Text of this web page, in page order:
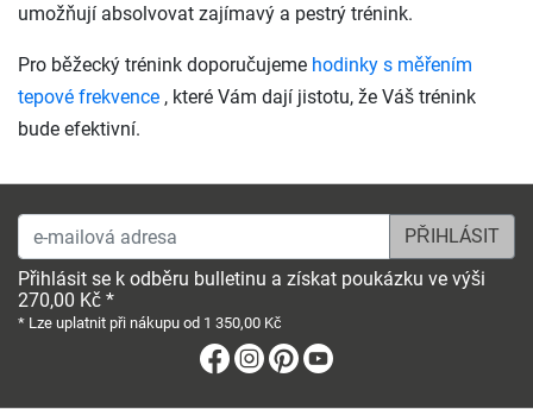
umožňují absolvovat zajímavý a pestrý trénink.
Pro běžecký trénink doporučujeme hodinky s měřením
tepové frekvence , které Vám dají jistotu, že Váš trénink
bude efektivní.
e-mailová adresa
Přihlásit se k odběru bulletinu a získat poukázku ve výši
270,00 Kč *
* Lze uplatnit při nákupu od 1 350,00 Kč
Facebook
Instagram
Pinterest